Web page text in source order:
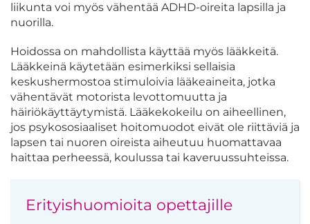
liikunta voi myös vähentää ADHD-oireita lapsilla ja
nuorilla.
Hoidossa on mahdollista käyttää myös lääkkeitä.
Lääkkeinä käytetään esimerkiksi sellaisia
keskushermostoa stimuloivia lääkeaineita, jotka
vähentävät motorista levottomuutta ja
häiriökäyttäytymistä. Lääkekokeilu on aiheellinen,
jos psykososiaaliset hoitomuodot eivät ole riittäviä ja
lapsen tai nuoren oireista aiheutuu huomattavaa
haittaa perheessä, koulussa tai kaveruussuhteissa.
Erityishuomioita opettajille